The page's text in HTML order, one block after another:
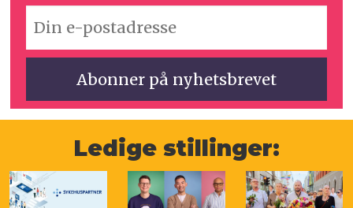
Ledige stillinger: